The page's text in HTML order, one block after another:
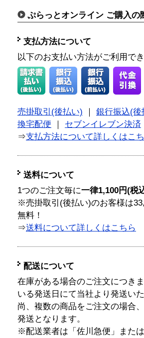
ぷらっとオンライン ご購入の
支払方法について
以下のお支払い方法がご利用で
売掛取引(後払い)
銀行振込(後
換宅配便
セブンイレブン決済
⇒支払方法について詳しくはこ
送料について
1つのご注文毎に一律1,100円(税
※売掛取引(後払い)のお客様は
無料！
⇒送料について詳しくはこちら
配送について
在庫がある場合のご注文につき
いる発送日にて当社より発送い
尚、複数の商品をご注文の場合
発送となります。
※配送業者は「佐川急便」また